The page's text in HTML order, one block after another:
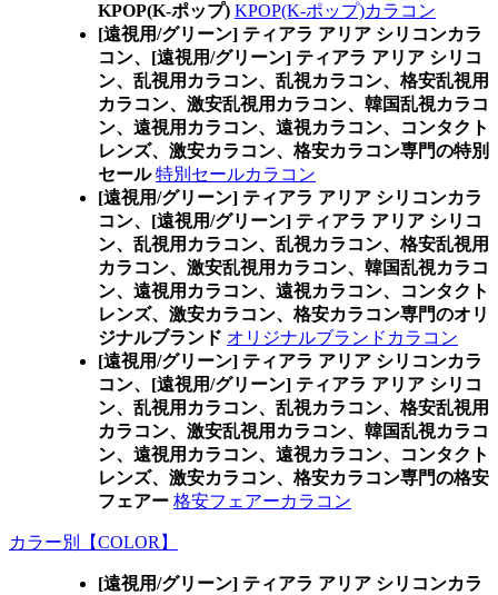
KPOP(K-ポップ) KPOP(K-ポップ)カラコン
[遠視用/グリーン] ティアラ アリア シリコンカラ
コン、 [遠視用/グリーン] ティアラ アリア シリコ
ン、乱視用カラコン、乱視カラコン、格安乱視用
カラコン、激安乱視用カラコン、韓国乱視カラコ
ン、遠視用カラコン、遠視カラコン、コンタクト
レンズ、激安カラコン、格安カラコン専門の特別
セール 特別セールカラコン
[遠視用/グリーン] ティアラ アリア シリコンカラ
コン、 [遠視用/グリーン] ティアラ アリア シリコ
ン、乱視用カラコン、乱視カラコン、格安乱視用
カラコン、激安乱視用カラコン、韓国乱視カラコ
ン、遠視用カラコン、遠視カラコン、コンタクト
レンズ、激安カラコン、格安カラコン専門のオリ
ジナルブランド オリジナルブランドカラコン
[遠視用/グリーン] ティアラ アリア シリコンカラ
コン、 [遠視用/グリーン] ティアラ アリア シリコ
ン、乱視用カラコン、乱視カラコン、格安乱視用
カラコン、激安乱視用カラコン、韓国乱視カラコ
ン、遠視用カラコン、遠視カラコン、コンタクト
レンズ、激安カラコン、格安カラコン専門の格安
フェアー 格安フェアーカラコン
カラー別【COLOR】
[遠視用/グリーン] ティアラ アリア シリコンカラ